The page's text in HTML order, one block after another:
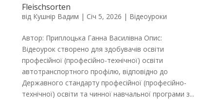
Fleischsorten
від Кушнір Вадим | Січ 5, 2026 | Відеоуроки
Автор: Приплоцька Ганна Василівна Опис:
Відеоурок створено для здобувачів освіти
професійної (професійно-технічної) освіти
автотранспортного профілю, відповідно до
Державного стандарту професійної (професійно-
технічної) освіти та чинної навчальної програми з...